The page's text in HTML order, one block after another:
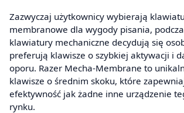
Zazwyczaj użytkownicy wybierają
membranowe dla wygody pisania,
klawiatury mechaniczne decydują się
preferują klawisze o szybkiej aktywacji i
oporu. Razer Mecha-Membrane to
klawisze o średnim skoku, które
efektywność jak żadne inne urządzenie
rynku.